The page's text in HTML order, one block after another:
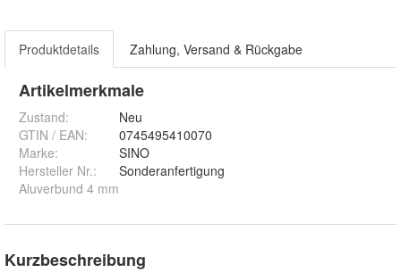
Produktdetails Zahlung, Versand & Rückgabe
Artikelmerkmale
Zustand:
Neu
GTIN / EAN:
0745495410070
Marke:
SINO
Hersteller Nr.:
Sonderanfertigung
Aluverbund 4 mm
Kurzbeschreibung